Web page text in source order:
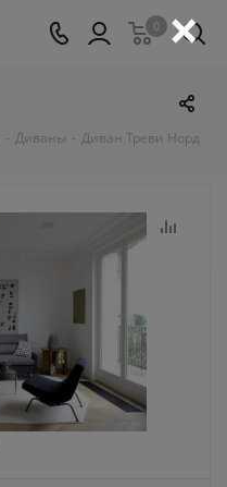
0
- Диваны - Диван Треви Норд
×